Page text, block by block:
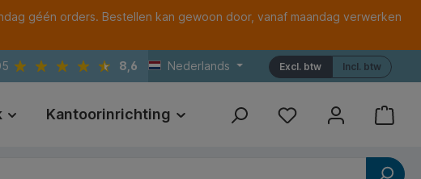
géén orders. Bestellen kan gewoon door, vanaf maandag verwerken
8,6 Nederlands Incl. btw
Excl. btw
Kantoorinrichting Print Referenties